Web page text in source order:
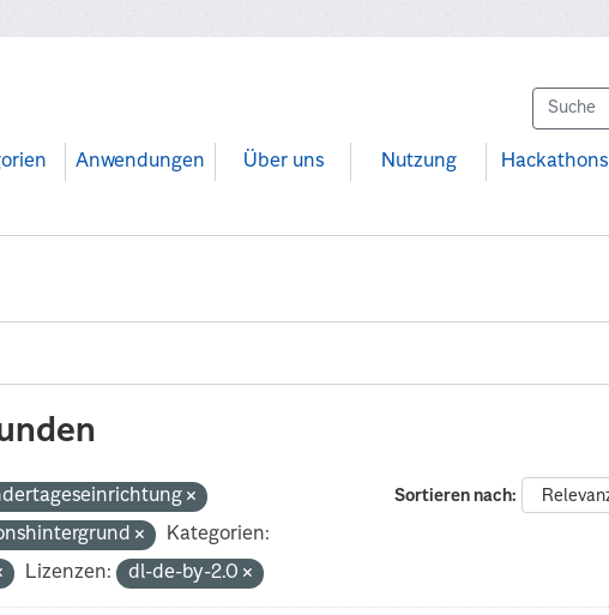
Anwendungen Über uns Nutzung Hackathons
Sortieren nach
Kategorien:
Lizenzen: dl-de-by-2.0